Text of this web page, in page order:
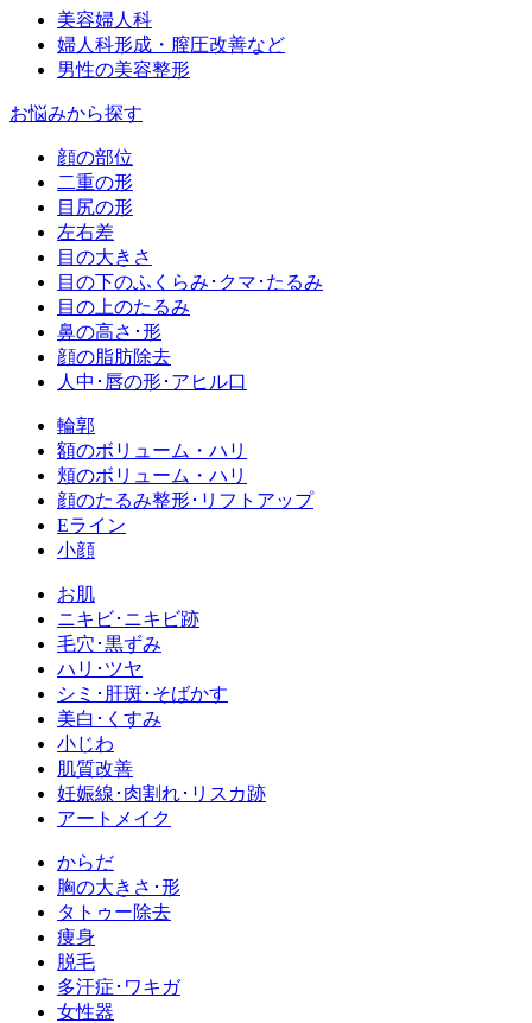
美容婦人科
婦人科形成・膣圧改善など
男性の美容整形
お悩みから探す
顔の部位
二重の形
目尻の形
左右差
目の大きさ
目の下のふくらみ･クマ･たるみ
目の上のたるみ
鼻の高さ･形
顔の脂肪除去
人中･唇の形･アヒル口
輪郭
額のボリューム・ハリ
頬のボリューム・ハリ
顔のたるみ整形･リフトアップ
Eライン
小顔
お肌
ニキビ･ニキビ跡
毛穴･黒ずみ
ハリ･ツヤ
シミ･肝斑･そばかす
美白･くすみ
小じわ
肌質改善
妊娠線･肉割れ･リスカ跡
アートメイク
からだ
胸の大きさ･形
タトゥー除去
痩身
脱毛
多汗症･ワキガ
女性器